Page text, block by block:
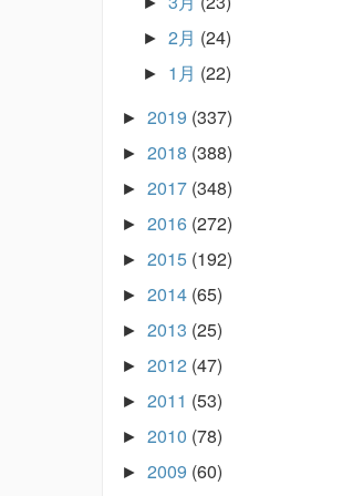
► 2月 (24)
► 1月 (22)
► 2019 (337)
► 2018 (388)
► 2017 (348)
► 2016 (272)
► 2015 (192)
► 2014 (65)
► 2013 (25)
► 2012 (47)
► 2011 (53)
► 2010 (78)
► 2009 (60)